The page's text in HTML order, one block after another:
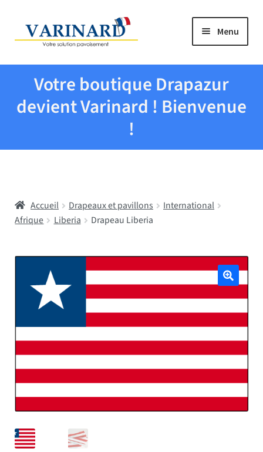
Aller à la navigation
Aller au contenu Menu
Tous les produits
Drapeaux et pavillons
Écoles
Votre boutique Drapazur
devient Varinard ! Bienvenue
!
Accueil Drapeaux et pavillons
International
Afrique
Liberia Drapeau Liberia
🔍